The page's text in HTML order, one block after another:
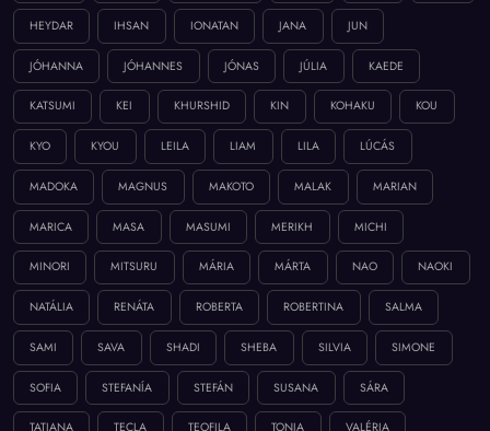
HEYDAR IHSAN IONATAN JANA JUN
JÓHANNA JÓHANNES JÓNAS JÚLIA KAEDE
KATSUMI KEI KHURSHID KIN KOHAKU KOU
KYO KYOU LEILA LIAM LILA LÚCÁS
MADOKA MAGNUS MAKOTO MALAK MARIAN
MARICA MASA MASUMI MERIKH MICHI
MINORI MITSURU MÁRIA MÁRTA NAO NAOKI
NATÁLIA RENÁTA ROBERTA ROBERTINA SALMA
SAMI SAVA SHADI SHEBA SILVIA SIMONE
SOFIA STEFANÍA STEFÁN SUSANA SÁRA
TATIANA TECLA TEOFILA TONIA VALÉRIA